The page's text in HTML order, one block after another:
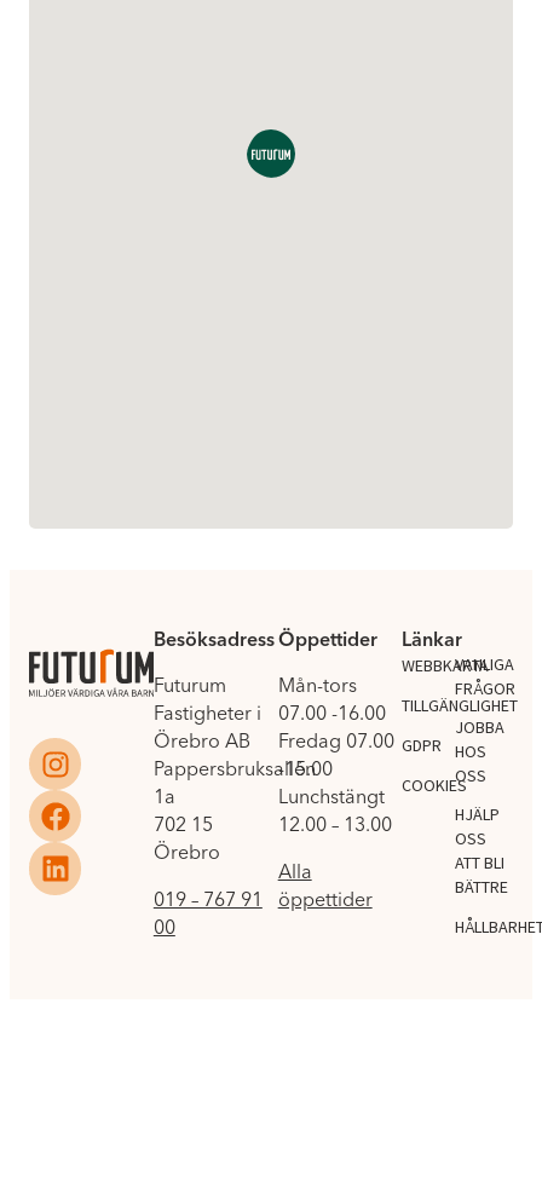
Besöksadress
Futurum
Fastigheter i
Örebro AB
Pappersbruksallén
1a
702 15
Örebro
019 – 767 91
00
Öppettider
Mån-tors
07.00 -16.00
Fredag 07.00
-15.00
Lunchstängt
12.00 – 13.00
Alla
öppettider
Länkar
WEBBKARTA
TILLGÄNGLIGHET
GDPR
COOKIES
.
VANLIGA
FRÅGOR
JOBBA
HOS
OSS
HJÄLP
OSS
ATT BLI
BÄTTRE